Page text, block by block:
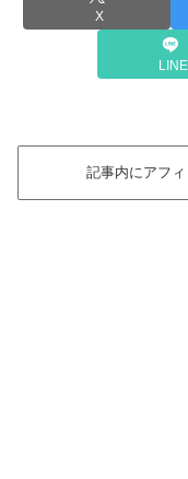
X
LINE
記事内にアフィ